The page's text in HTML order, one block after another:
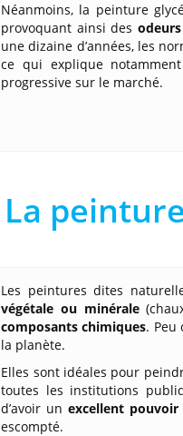
Néanmoins, la peinture
provoquant ainsi des
une dizaine d’années, les
ce qui explique notamment
progressive sur le marché.
La
Les peintures dites
végétale ou minérale
composants chimiques. Peu
la planète.
Elles sont idéales pour
toutes les institutions
d’avoir un excellent pouvoir
escompté.